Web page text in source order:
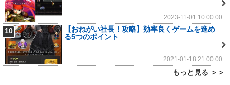
2023-11-01 10:00:00
10
【おねがい社長！攻略】効率良くゲームを進め
る5つのポイント
2021-01-18 21:00:00
もっと見る ＞＞